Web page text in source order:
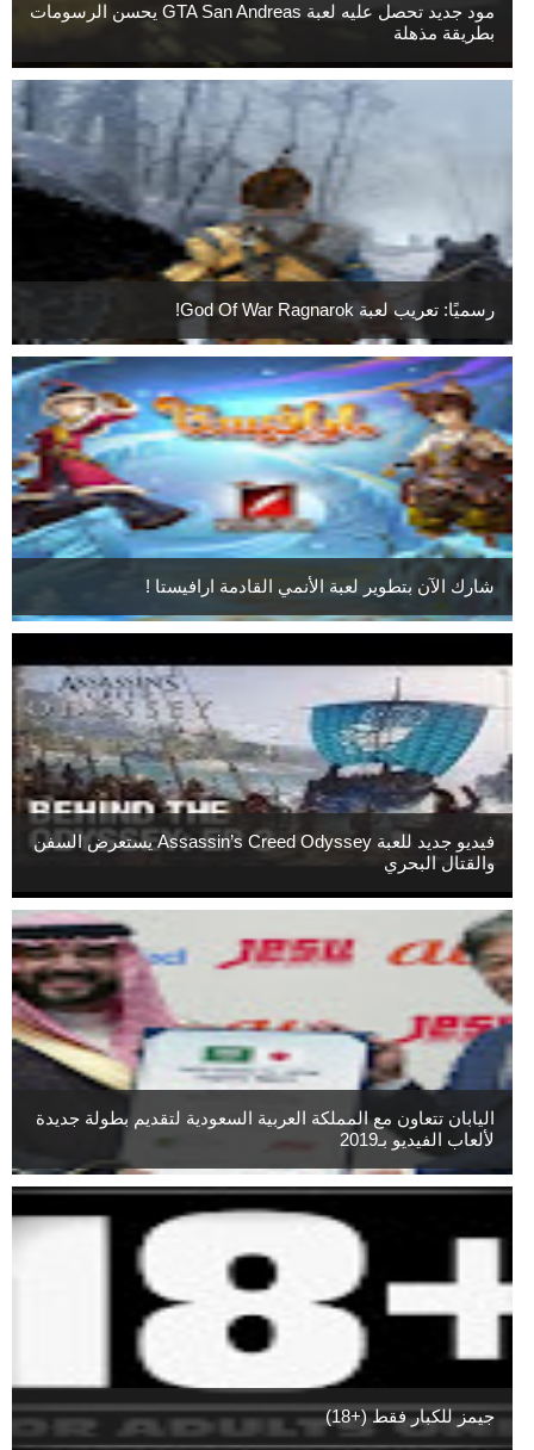
مود جديد تحصل عليه لعبة GTA San Andreas يحسن الرسومات
بطريقة مذهلة
رسميًا: تعريب لعبة God Of War Ragnarok!
شارك الآن بتطوير لعبة الأنمي القادمة ارافيستا !
فيديو جديد للعبة Assassin’s Creed Odyssey يستعرض السفن
والقتال البحري
اليابان تتعاون مع المملكة العربية السعودية لتقديم بطولة جديدة
لألعاب الفيديو بـ2019
جيمز للكبار فقط (+18)